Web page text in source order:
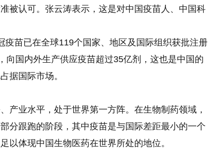
被认可。张云涛表示，这是对中国疫苗人、中国科
疫苗已在全球119个国家、地区及国际组织获批注册
向国内外生产供应疫苗超过35亿剂，这也是中国的
据国际市场。
产业水平，处于世界第一方阵。在生物制药领域，
分跟跑的阶段，其中疫苗是与国际差距最小的一个
以体现中国生物医药在世界所处的地位。